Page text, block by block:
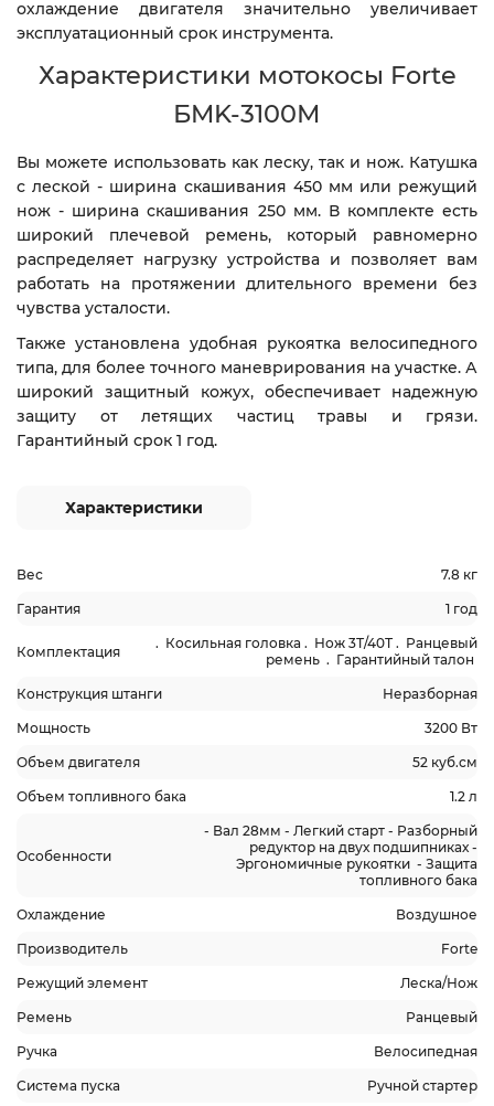
охлаждение двигателя значительно увеличивает
эксплуатационный срок инструмента.
Характеристики мотокосы Forte
БMK-3100М
Вы можете использовать как леску, так и нож. Катушка
с леской - ширина скашивания 450 мм или режущий
нож - ширина скашивания 250 мм. В комплекте есть
широкий плечевой ремень, который равномерно
распределяет нагрузку устройства и позволяет вам
работать на протяжении длительного времени без
чувства усталости.
Также установлена удобная рукоятка велосипедного
типа, для более точного маневрирования на участке. А
широкий защитный кожух, обеспечивает надежную
защиту от летящих частиц травы и грязи.
Гарантийный срок 1 год.
Характеристики
Вес 7.8 кг
Гарантия 1 год
Комплектация
. Косильная головка . Нож 3Т/40Т . Ранцевый
ремень . Гарантийный талон
Конструкция штанги Неразборная
Мощность 3200 Вт
Объем двигателя 52 куб.см
Объем топливного бака 1.2 л
Особенности
- Вал 28мм - Легкий старт - Разборный
редуктор на двух подшипниках -
Эргономичные рукоятки - Защита
топливного бака
Охлаждение Воздушное
Производитель Forte
Режущий элемент Леска/Нож
Ремень Ранцевый
Ручка Велосипедная
Система пуска Ручной стартер